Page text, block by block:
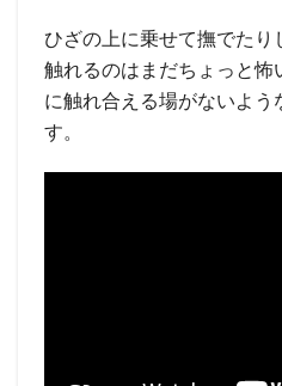
ひざの上に乗せて撫でたり
触れるのはまだちょっと怖
に触れ合える場がないよ
す。